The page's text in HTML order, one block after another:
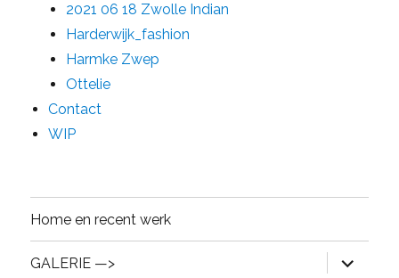
2021 06 18 Zwolle Indian
Harderwijk_fashion
Harmke Zwep
Ottelie
Contact
WIP
Home en recent werk
GALERIE —>
expand
child